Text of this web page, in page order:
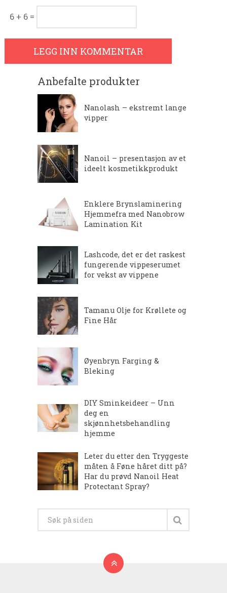
6 + 6 =
Anbefalte produkter
Nanolash – ekstremt lange
vipper
Nanoil – presentasjon av et
ideelt kosmetikkprodukt
Enklere Brynslaminering
Hjemmefra med Nanobrow
Lamination Kit
Lashcode, det er det raskest
fungerende vippeserumet
for vekst av vippene
Tamanu Olje for Krøllete og
Fine Hår
Øyenbryn Farging &
Bleking
DIY Sminkeideer – Unn
deg en
skjønnhetsbehandling
hjemme
Leter du etter den Tryggeste
måten å Føne håret ditt på?
Har du prøvd Nanoil Heat
Protectant Spray?